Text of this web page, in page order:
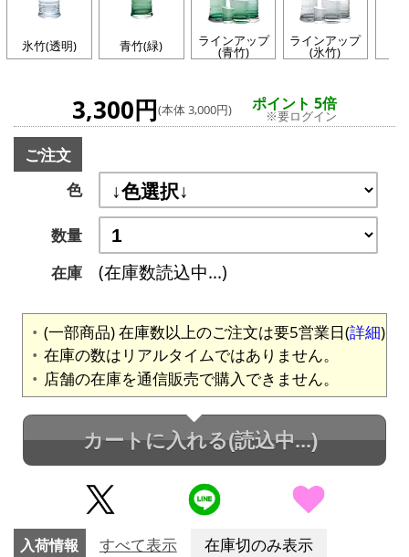
氷竹(透明) 青竹(緑) ラインアップ
(青竹)
ラインアップ
(氷竹)
3,300円(本体 3,000円) ポイント 5倍
※要ログイン
ご注文
色
数量
在庫
(在庫数読込中...)
(一部商品) 在庫数以上のご注文は要5営業日(詳細)
在庫の数はリアルタイムではありません。
店舗の在庫を通信販売で購入できません。
カートに入れる(読込中...)
入荷情報 すべて表示 在庫切のみ表示